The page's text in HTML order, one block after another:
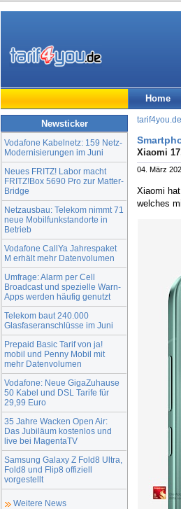
Home
Newsticker
Vodafone Kabelnetz: 159 Netz-
Modernisierungen im Juni
Neues FRITZ! Labor macht
FRITZ!Box 5690 Pro zur Matter-
Bridge
Netzausbau: Telekom nimmt 71
neue Mobilfunkstandorte in
Betrieb
Vodafone CallYa Jahrespaket
M erhält mehr Datenvolumen
Umfrage: Alarm per Cell
Broadcast und spezielle Warn-
Apps werden häufig genutzt
Telekom baut 240.000
Glasfaseranschlüsse im Juni
Prepaid Basic Tarif von ja!
mobil und Penny Mobil mit
mehr Datenvolumen
Vodafone: Neue GigaZuhause
50 Kabel und DSL Tarife für
29,99 Euro
35 Jahre Wacken Open Air:
Das Jubiläum kostenlos und
live bei MagentaTV
Samsung Galaxy Z Fold8 Ultra,
Fold8 und Flip8 offiziell
vorgestellt
Weitere News
tarif4you.de
Xiaomi
04. März
Xiaomi
welches